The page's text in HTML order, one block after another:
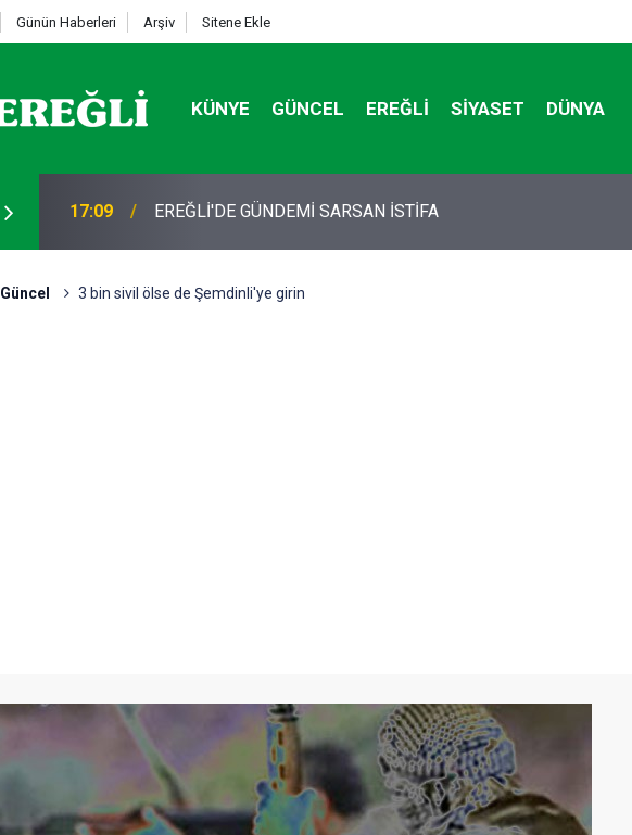
Günün Haberleri Arşiv Sitene Ekle
KÜNYE GÜNCEL EREĞLI SIYASET DÜNYA
13:19 Takla atan otomobildeki Bedirhan öldü, 3 kişi yaralandı
Güncel 3 bin sivil ölse de Şemdinli'ye girin